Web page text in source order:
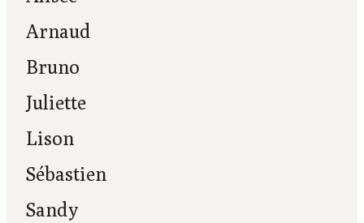
Arnaud
Bruno
Juliette
Lison
Sébastien
Sandy